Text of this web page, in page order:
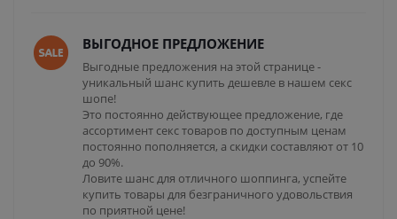
ВЫГОДНОЕ ПРЕДЛОЖЕНИЕ
Выгодные предложения на этой странице -
уникальный шанс купить дешевле в нашем секс
шопе!
Это постоянно действующее предложение, где
ассортимент секс товаров по доступным ценам
постоянно пополняется, а скидки составляют от 10
до 90%.
Ловите шанс для отличного шоппинга, успейте
купить товары для безграничного удовольствия
по приятной цене!